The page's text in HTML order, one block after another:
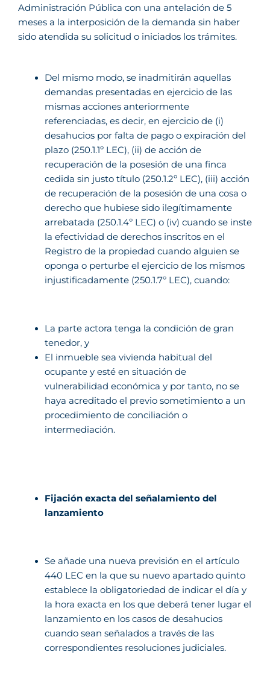
Administración Pública con una antelación de 5
meses a la interposición de la demanda sin haber
sido atendida su solicitud o iniciados los trámites.
Del mismo modo, se inadmitirán aquellas
demandas presentadas en ejercicio de las
mismas acciones anteriormente
referenciadas, es decir, en ejercicio de (i)
desahucios por falta de pago o expiración del
plazo (250.1.1º LEC), (ii) de acción de
recuperación de la posesión de una finca
cedida sin justo título (250.1.2º LEC), (iii) acción
de recuperación de la posesión de una cosa o
derecho que hubiese sido ilegítimamente
arrebatada (250.1.4º LEC) o (iv) cuando se inste
la efectividad de derechos inscritos en el
Registro de la propiedad cuando alguien se
oponga o perturbe el ejercicio de los mismos
injustificadamente (250.1.7º LEC), cuando:
La parte actora tenga la condición de gran
tenedor, y
El inmueble sea vivienda habitual del
ocupante y esté en situación de
vulnerabilidad económica y por tanto, no se
haya acreditado el previo sometimiento a un
procedimiento de conciliación o
intermediación.
Fijación exacta del señalamiento del
lanzamiento
Se añade una nueva previsión en el artículo
440 LEC en la que su nuevo apartado quinto
establece la obligatoriedad de indicar el día y
la hora exacta en los que deberá tener lugar el
lanzamiento en los casos de desahucios
cuando sean señalados a través de las
correspondientes resoluciones judiciales.